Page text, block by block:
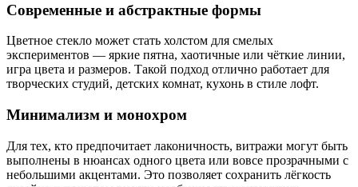
Современные и абстрактные формы
Цветное стекло может стать холстом для смелых
экспериментов — яркие пятна, хаотичные или чёткие линии,
игра цвета и размеров. Такой подход отлично работает для
творческих студий, детских комнат, кухонь в стиле лофт.
Минимализм и монохром
Для тех, кто предпочитает лаконичность, витражи могут быть
выполнены в нюансах одного цвета или вовсе прозрачными с
небольшими акцентами. Это позволяет сохранить лёгкость